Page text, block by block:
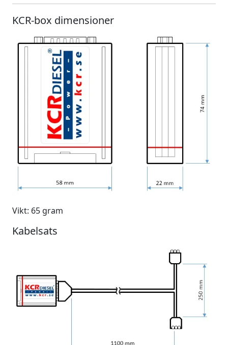
KCR-box dimensioner
Vikt: 65 gram
Kabelsats